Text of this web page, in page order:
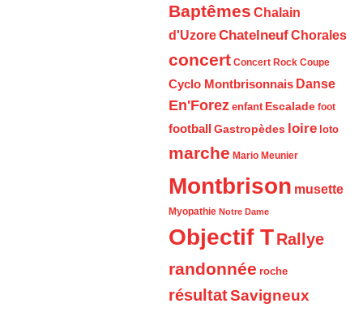
Baptêmes Chalain
d'UzoreChatelneufChorales
concert Concert Rock Coupe
Cyclo Montbrisonnais Danse
En'Forez enfant Escalade foot
football Gastropèdes loire loto
marche Mario Meunier
Montbrison musette
Myopathie Notre Dame
Objectif TRallye
randonnée roche
résultatSavigneux